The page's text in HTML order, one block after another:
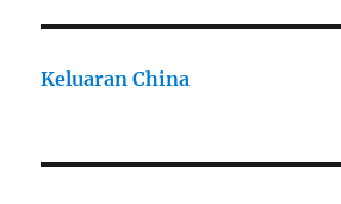
Keluaran China